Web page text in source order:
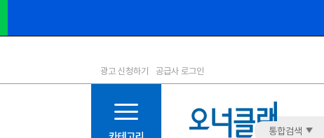
1등급
11등급
12등급
광고 신청하기 공급사 로그인
통합검색